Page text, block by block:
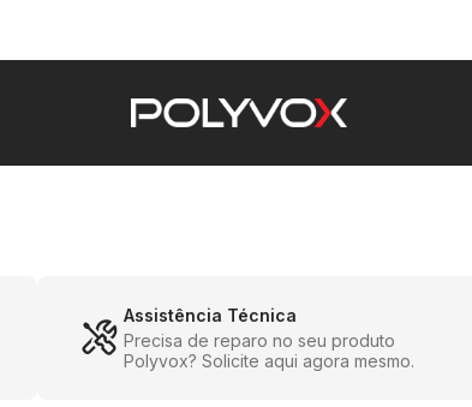
Assistência Técnica
Precisa de reparo no seu produto
Polyvox? Solicite aqui agora mesmo.